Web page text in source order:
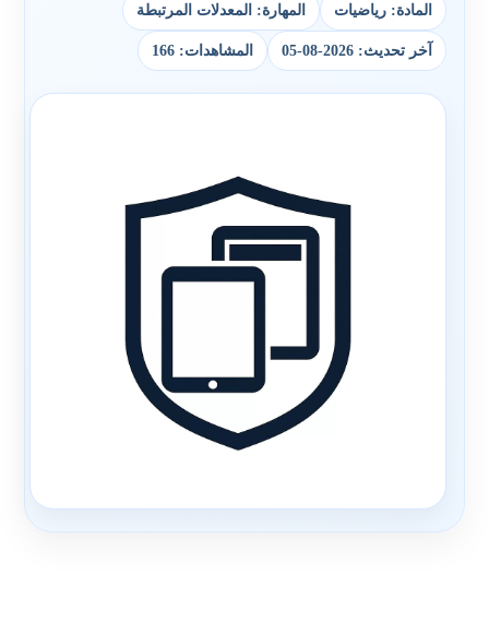
المادة: رياضيات المهارة: المعدلات المرتبطة
آخر تحديث: 2026-08-05 المشاهدات: 166